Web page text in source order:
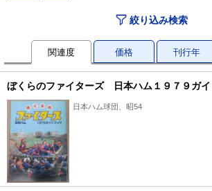
絞り込み検索
関連度 価格 刊行年
ぼくらのファイターズ 日本ハム１９７９ガイ
日本ハム球団、昭54